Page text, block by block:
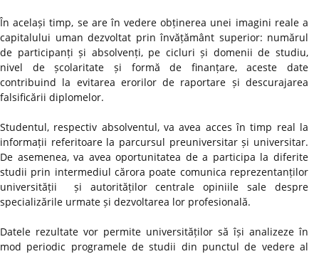
În același timp, se are în vedere obținerea unei imagini reale a
capitalului uman dezvoltat prin învățământ superior: numărul
de participanți și absolvenți, pe cicluri și domenii de studiu,
nivel de școlaritate și formă de finanțare, aceste date
contribuind la evitarea erorilor de raportare și descurajarea
falsificării diplomelor.
Studentul, respectiv absolventul, va avea acces în timp real la
informații referitoare la parcursul preuniversitar și universitar.
De asemenea, va avea oportunitatea de a participa la diferite
studii prin intermediul cărora poate comunica reprezentanților
universității și autorităților centrale opiniile sale despre
specializările urmate și dezvoltarea lor profesională.
Datele rezultate vor permite universităților să își analizeze în
mod periodic programele de studii din punctul de vedere al